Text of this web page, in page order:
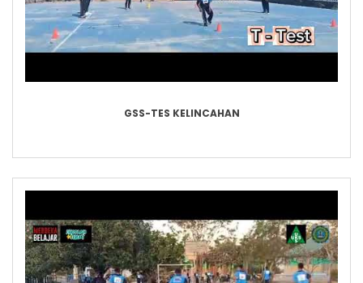
GSS-TES KELINCAHAN